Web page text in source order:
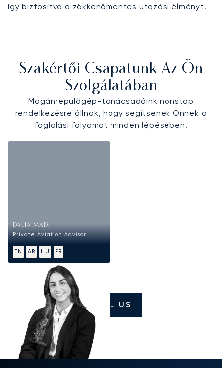
így biztosítva a zökkenőmentes utazási élményt.
Szakértői Csapatunk Az Ön
Szolgálatában
Magánrepülőgép-tanácsadóink nonstop
rendelkezésre állnak, hogy segítsenek Önnek a
foglalási folyamat minden lépésében.
DALIA MADI
Private Aviation Advisor
EN AR HU FR
CALL US